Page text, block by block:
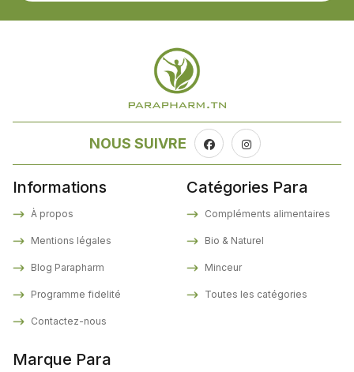
NOUS SUIVRE
Informations
À propos
Mentions légales
Blog Parapharm
Programme fidelité
Contactez-nous
Marque Para
Catégories Para
Compléments alimentaires
Bio & Naturel
Minceur
Toutes les catégories